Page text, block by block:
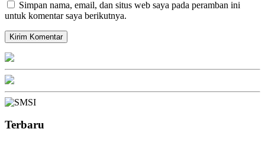
Simpan nama, email, dan situs web saya pada peramban ini
untuk komentar saya berikutnya.
Terbaru